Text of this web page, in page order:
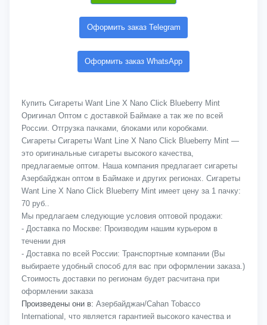
Оформить заказ Telegram
Оформить заказ WhatsApp
Купить Сигареты Want Line X Nano Click Blueberry Mint
Оригинал Оптом с доставкой Баймаке а так же по всей
России. Отгрузка пачками, блоками или коробками.
Сигареты Сигареты Want Line X Nano Click Blueberry Mint —
это оригинальные сигареты высокого качества,
предлагаемые оптом. Наша компания предлагает сигареты
Азербайджан оптом в Баймаке и других регионах. Сигареты
Want Line X Nano Click Blueberry Mint имеет цену за 1 пачку:
70 руб..
Мы предлагаем следующие условия оптовой продажи:
- Доставка по Москве: Производим нашим курьером в
течении дня
- Доставка по всей России: Транспортные компании (Вы
выбираете удобный способ для вас при оформлении заказа.)
Стоимость доставки по регионам будет расчитана при
оформлении заказа
Произведены они в: Азербайджан/Cahan Tobacco
International, что является гарантией высокого качества и